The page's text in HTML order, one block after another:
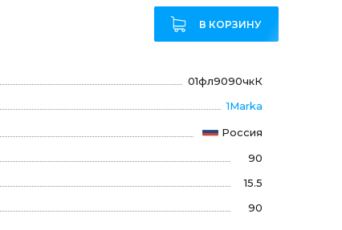
В КОРЗИНУ
01фл9090чкК
1Marka
Россия
90
15.5
90